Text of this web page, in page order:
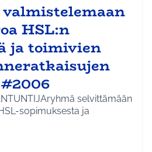
HSL:n
ja toimivien
selvittämään
sopimuksesta ja